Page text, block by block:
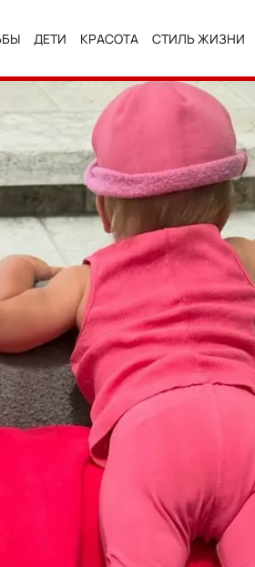
ДЕТИ КРАСОТА СТИЛЬ ЖИЗНИ